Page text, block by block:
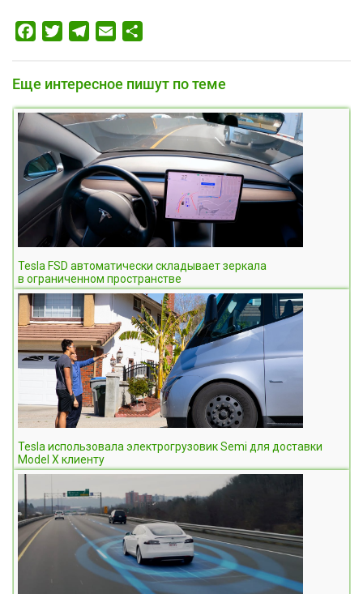
FacebookTwitterTelegram
Email
Еще интересное пишут по теме
Tesla FSD автоматически складывает зеркала
в ограниченном пространстве
Tesla использовала электрогрузовик Semi для доставки
Model X клиенту